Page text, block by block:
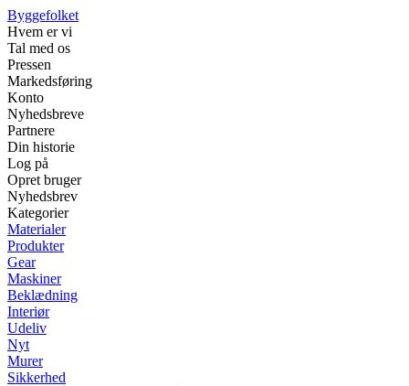
Byggefolket
Hvem er vi
Tal med os
Pressen
Markedsføring
Konto
Nyhedsbreve
Partnere
Din historie
Log på
Opret bruger
Nyhedsbrev
Kategorier
Materialer
Produkter
Gear
Maskiner
Beklædning
Interiør
Udeliv
Nyt
Murer
Sikkerhed